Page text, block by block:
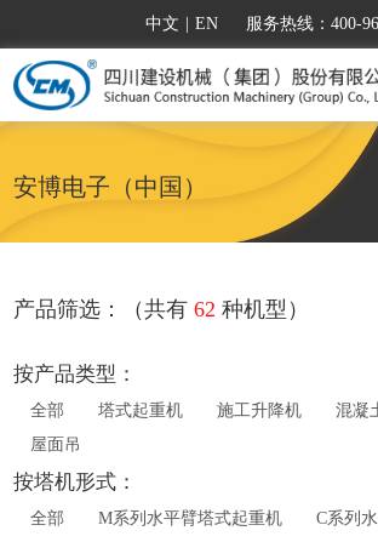
中文 EN 服务热线：400-
安博电子（中国）
产品筛选：（共有62 种机型）
按产品类型：
全部 塔式起重机 施工升降机
混凝
屋面吊
按塔机形式：
全部 M系列水平臂塔式起重机
C系列